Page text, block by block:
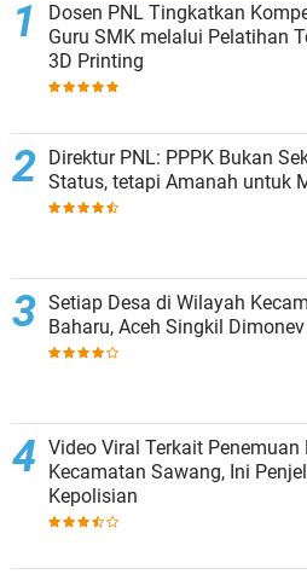
Dosen PNL Tingkatkan
Guru SMK melalui Pelatihan
3D Printing
Direktur PNL: PPPK Bukan
Status, tetapi Amanah untuk
Setiap Desa di Wilayah
Baharu, Aceh Singkil
Video Viral Terkait Penemuan
Kecamatan Sawang, Ini
Kepolisian